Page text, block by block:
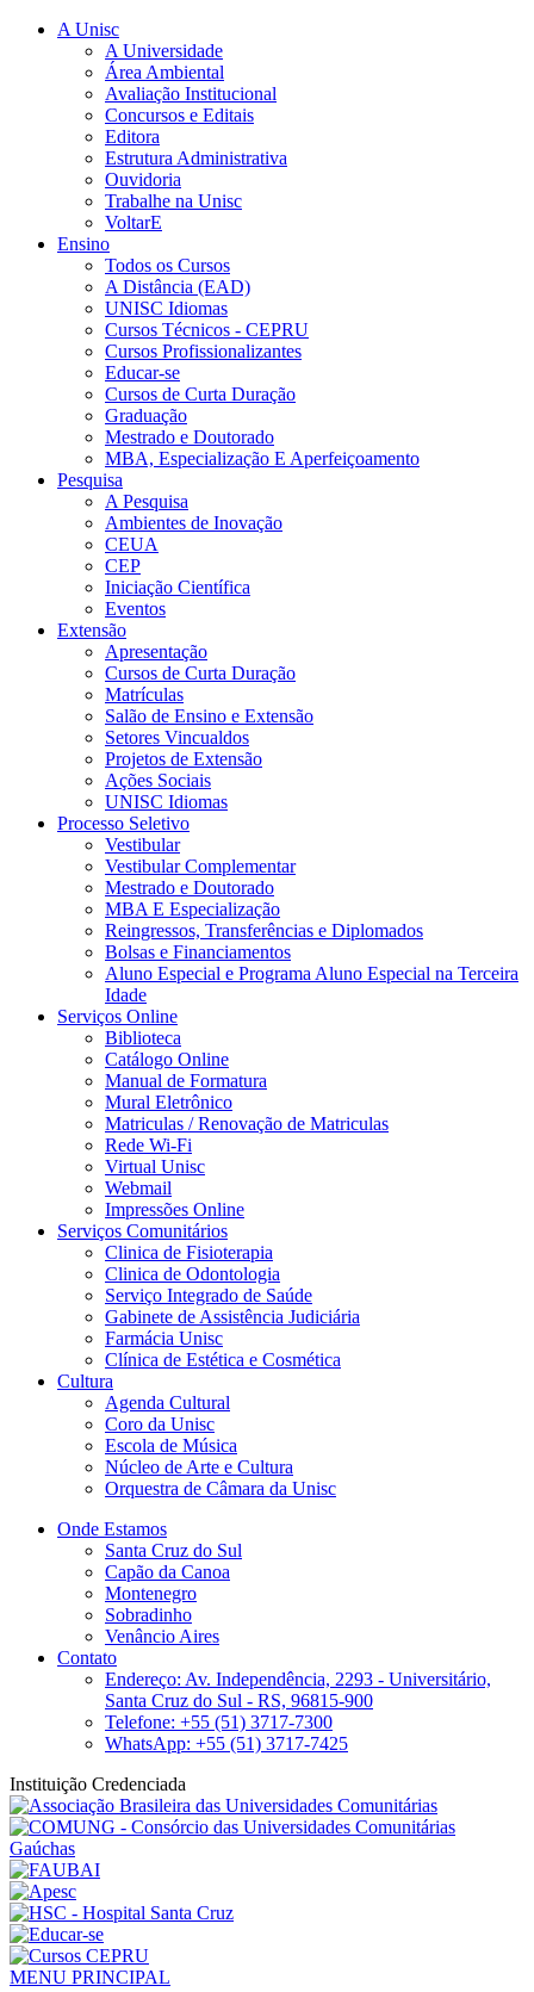
A Unisc
A Universidade
Área Ambiental
Avaliação Institucional
Concursos e Editais
Editora
Estrutura Administrativa
Ouvidoria
Trabalhe na Unisc
VoltarE
Ensino
Todos os Cursos
A Distância (EAD)
UNISC Idiomas
Cursos Técnicos - CEPRU
Cursos Profissionalizantes
Educar-se
Cursos de Curta Duração
Graduação
Mestrado e Doutorado
MBA, Especialização E Aperfeiçoamento
Pesquisa
A Pesquisa
Ambientes de Inovação
CEUA
CEP
Iniciação Científica
Eventos
Extensão
Apresentação
Cursos de Curta Duração
Matrículas
Salão de Ensino e Extensão
Setores Vincualdos
Projetos de Extensão
Ações Sociais
UNISC Idiomas
Processo Seletivo
Vestibular
Vestibular Complementar
Mestrado e Doutorado
MBA E Especialização
Reingressos, Transferências e Diplomados
Bolsas e Financiamentos
Aluno Especial e Programa Aluno Especial na Terceira
Idade
Serviços Online
Biblioteca
Catálogo Online
Manual de Formatura
Mural Eletrônico
Matriculas / Renovação de Matriculas
Rede Wi-Fi
Virtual Unisc
Webmail
Impressões Online
Serviços Comunitários
Clinica de Fisioterapia
Clinica de Odontologia
Serviço Integrado de Saúde
Gabinete de Assistência Judiciária
Farmácia Unisc
Clínica de Estética e Cosmética
Cultura
Agenda Cultural
Coro da Unisc
Escola de Música
Núcleo de Arte e Cultura
Orquestra de Câmara da Unisc
Onde Estamos
Santa Cruz do Sul
Capão da Canoa
Montenegro
Sobradinho
Venâncio Aires
Contato
Endereço: Av. Independência, 2293 - Universitário,
Santa Cruz do Sul - RS, 96815-900
Telefone: +55 (51) 3717-7300
WhatsApp: +55 (51) 3717-7425
Instituição Credenciada
MENU PRINCIPAL